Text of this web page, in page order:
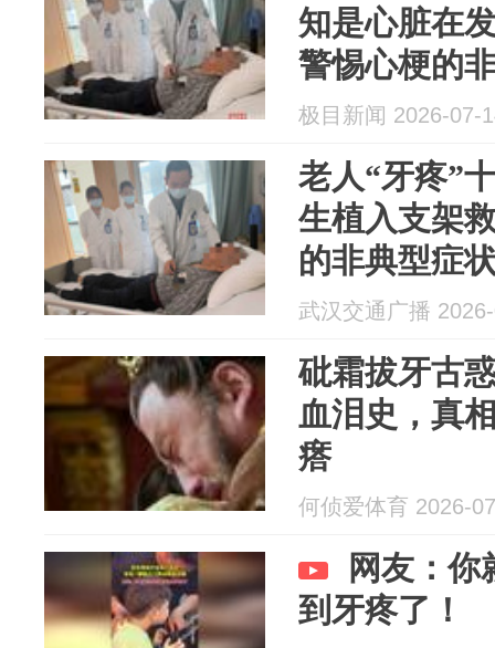
知是心脏在
警惕心梗的
极目新闻 2026-07-
老人“牙疼”
生植入支架
的非典型症
当“上火”
武汉交通广播
砒霜拔牙古
血泪史，真
瘩
何侦爱体育 2026-
网友：你
到牙疼了！